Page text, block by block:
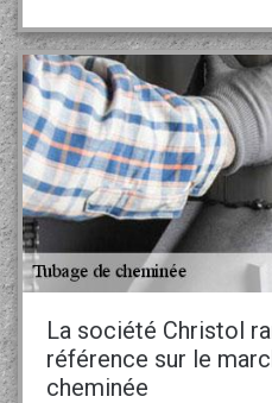
La société Christol
référence sur le
cheminée